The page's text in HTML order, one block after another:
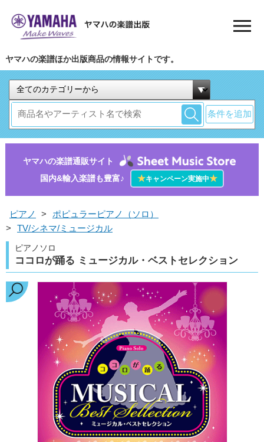
ヤマハの楽譜ほか出版商品の情報サイトです。
条件を追加
ヤマハの楽譜通販サイト
国内&輸入楽譜も豊富♪
★キャンペーン実施中★
ピアノ >
ポピュラーピアノ（ソロ）
>
TV/シネマ/ミュージカル
ピアノソロ
ココロが踊る ミュージカル・ベストセレクション